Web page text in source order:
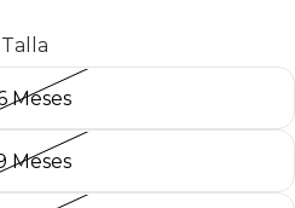
Talla
Meses
Meses